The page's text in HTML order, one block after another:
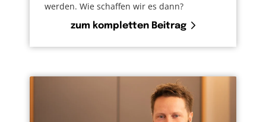
werden. Wie schaffen wir es dann?
zum kompletten Beitrag